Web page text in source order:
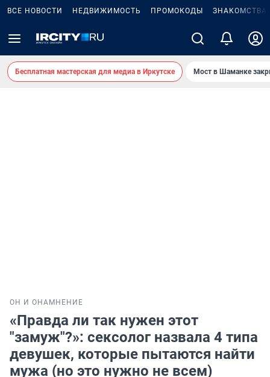
ВСЕ НОВОСТИ НЕДВИЖИМОСТЬ ПРОМОКОДЫ ЗНАКОМСТВА
Бесплатная мастерская для медиа в Иркутске Мост в Шаманке
ОН И ОНА МНЕНИЕ
«Правда ли так нужен этот
"замуж"?»: сексолог назвала 4 типа
девушек, которые пытаются найти
мужа (но это нужно не всем)